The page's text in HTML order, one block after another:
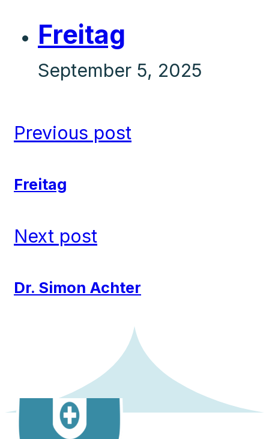
Freitag
September 5, 2025
Previous post
Freitag
Next post
Dr. Simon Achter